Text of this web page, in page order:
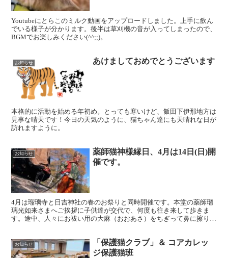
Youtubeにとらこのミルク動画をアップロードしました。上手に飲ん
でいる様子が分かります。後半は草刈機の音が入ってしまったので、
BGMでお楽しみください(^^;;)。
お知らせ あけましておめでとうございます
本格的に活動を始める年初め。とっても寒いけど、飯田下伊那地方は
見事な晴天です！今日の天気のように、猫ちゃん達にも天晴れな日が
訪れますように。
お知らせ
薬師猫神様縁日、4月は14日(日)開
催です。
4月は瑠璃寺と日吉神社の春のお祭りと同時開催です。本堂の薬師瑠
璃光如来さまへご挨拶に子供達が交代で、何度も往き来して歩きま
す。途中、人々にお祓い用の大麻（おおあさ）をちぎって鼻に擦り付
お知らせ
「保護猫クラブ」＆ コアカレッ
ジ保護猫班